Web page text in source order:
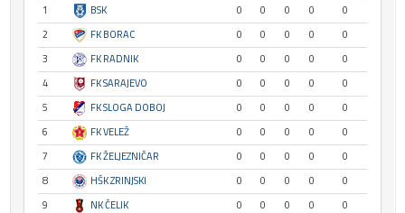
1
BSK 0 0 0 0
0
2
FK BORAC 0 0 0 0
0
3
FK RADNIK 0 0 0 0
0
4
FK SARAJEVO 0 0 0 0
0
5
FK SLOGA DOBOJ 0 0 0 0
0
6
FK VELEŽ 0 0 0 0
0
7
FK ŽELJEZNIČAR 0 0 0 0
0
8
HŠK ZRINJSKI 0 0 0 0
0
9
NK ČELIK 0 0 0 0
0